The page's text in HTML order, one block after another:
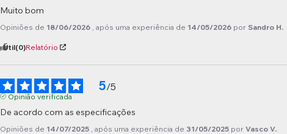
Muito bom
Opiniões de 18/06/2026 , após uma experiência de 14/05/2026 por Sandro H.
Útil(0)Relatório
5/5
Opinião verificada
De acordo com as especificações
Opiniões de 14/07/2025 , após uma experiência de 31/05/2025 porVasco V.